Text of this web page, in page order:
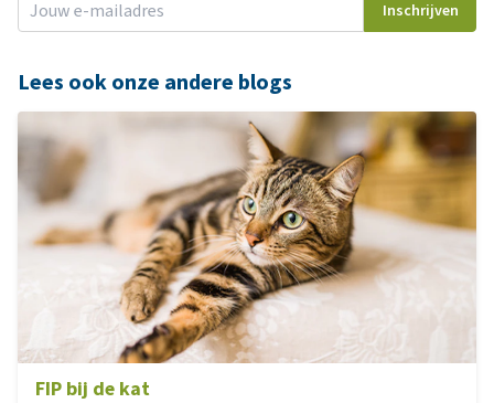
Inschrijven
Lees ook onze andere blogs
FIP bij de kat